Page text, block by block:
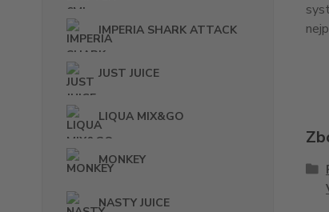
IMPERIA SHARK ATTACK
JUST JUICE
LIQUA MIX&GO
MONKEY
NASTY JUICE